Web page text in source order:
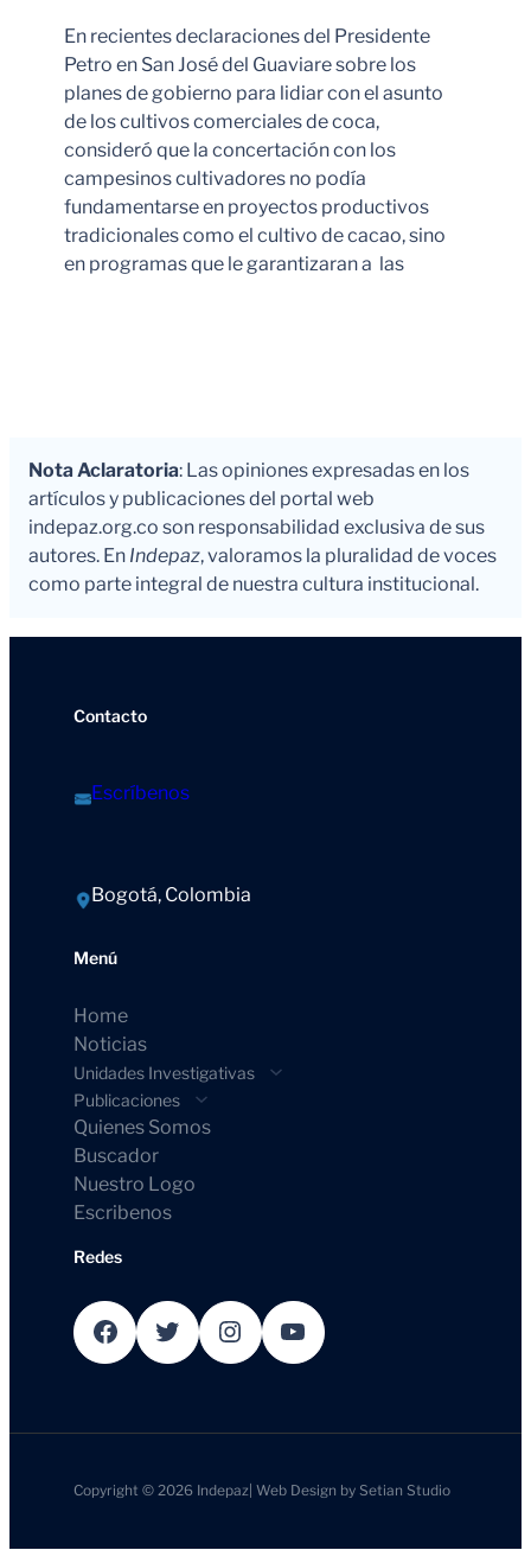
En recientes declaraciones del Presidente
Petro en San José del Guaviare sobre los
planes de gobierno para lidiar con el asunto
de los cultivos comerciales de coca,
consideró que la concertación con los
campesinos cultivadores no podía
fundamentarse en proyectos productivos
tradicionales como el cultivo de cacao, sino
en programas que le garantizaran a las
Nota Aclaratoria: Las opiniones expresadas en los
artículos y publicaciones del portal web
indepaz.org.co son responsabilidad exclusiva de sus
autores. En Indepaz, valoramos la pluralidad de voces
como parte integral de nuestra cultura institucional.
Contacto
Escríbenos
Bogotá, Colombia
Menú
Home
Noticias
Unidades Investigativas
Publicaciones
Quienes Somos
Buscador
Nuestro Logo
Escribenos
Redes
Facebook Twitter Instagram YouTube
Copyright © 2026 Indepaz|Web Design bySetian Studio